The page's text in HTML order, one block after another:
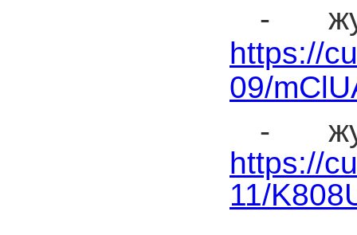
-
https://
09/
-
https://
11/